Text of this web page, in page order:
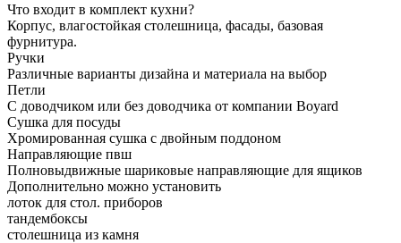
Что входит в комплект кухни?
Корпус, влагостойкая столешница, фасады, базовая
фурнитура.
Ручки
Различные варианты дизайна и материала на выбор
Петли
С доводчиком или без доводчика от компании Boyard
Сушка для посуды
Хромированная сушка с двойным поддоном
Направляющие пвш
Полновыдвижные шариковые направляющие для ящиков
Дополнительно можно установить
лоток для стол. приборов
тандембоксы
столешница из камня